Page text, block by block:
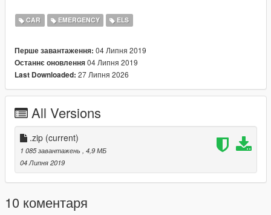
CAR EMERGENCY ELS
Перше завантаження: 04 Липня 2019
Останнє оновлення04 Липня 2019
Last Downloaded: 27 Липня 2026
All Versions
.zip (current)
1 085 завантажень
, 4,9 МБ
04 Липня 2019
10 коментаря